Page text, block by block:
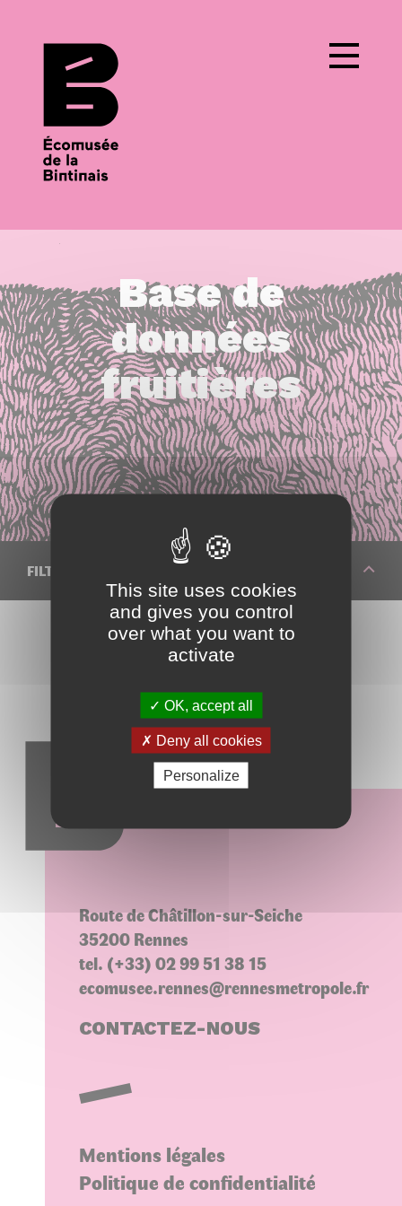
Base de
données
fruitières
Identifier un fruit
FILTRER VOTRE RECHERCHE
Route de Châtillon-sur-Seiche
35200 Rennes
tel. (+33) 02 99 51 38 15
ecomusee.rennes@rennesmetropole.fr
CONTACTEZ-NOUS
Mentions légales
Politique de confidentialité
This site uses cookies
and gives you control
over what you want to
activate
OK, accept all
Deny all cookies
Personalize